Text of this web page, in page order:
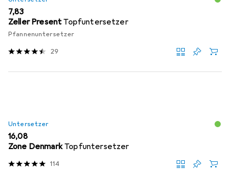
EUR
7,83
Zeller Present Topfuntersetzer
Pfannenuntersetzer
29
Untersetzer
EUR
16,08
Zone Denmark Topfuntersetzer
114